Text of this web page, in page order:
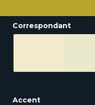
Correspondant
Accent